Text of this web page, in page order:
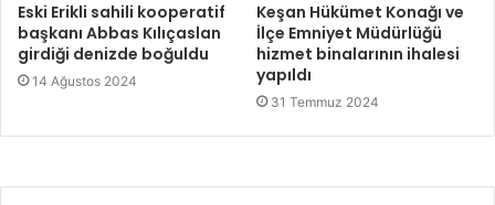
Eski Erikli sahili kooperatif
başkanı Abbas Kılıçaslan
girdiği denizde boğuldu
14 Ağustos 2024
Keşan Hükümet Konağı ve
İlçe Emniyet Müdürlüğü
hizmet binalarının ihalesi
yapıldı
31 Temmuz 2024